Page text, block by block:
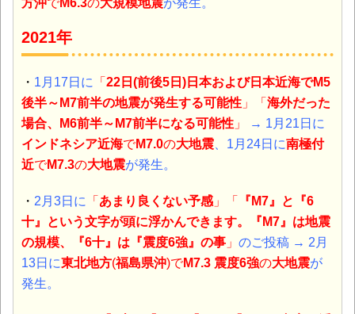
方沖でM6.3の大規模地震が発生。
2021年
・ 1月17日に 「 22日(前後5日)日本および日本近海でM5
後半～M7前半の地震が発生する可能性 」「 海外だった
場合、M6前半～M7前半になる可能性 」
→ 1月21日に
インドネシア近海でM7.0の大地震 、1月24日に南極付
近でM7.3の大地震が発生。
・ 2月3日に 「 あまり良くない予感 」「 『M7』 と
『6
十』
という文字が頭に浮かんできます。『M7』は地震
の規模、『6十』は『震度6強』の事 」 のご投稿 → 2月
13日に東北地方(福島県沖)でM7.3 震度6強の大地震が
発生。